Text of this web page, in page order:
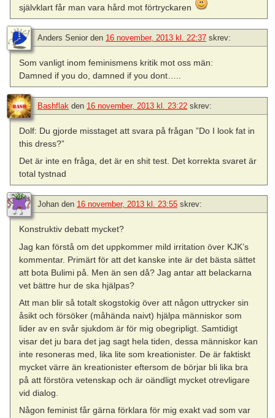
självklart får man vara hård mot förtryckaren
Anders Senior den 16 november, 2013 kl. 22:37 skrev:
Som vanligt inom feminismens kritik mot oss män:
Damned if you do, damned if you dont…..
Bashflak den 16 november, 2013 kl. 23:22 skrev:
Dolf: Du gjorde misstaget att svara på frågan ”Do I look fat in
this dress?”
Det är inte en fråga, det är en shit test. Det korrekta svaret är
total tystnad
Johan den 16 november, 2013 kl. 23:55 skrev:
Konstruktiv debatt mycket?
Jag kan förstå om det uppkommer mild irritation över KJK’s
kommentar. Primärt för att det kanske inte är det bästa sättet
att bota Bulimi på. Men än sen då? Jag antar att belackarna
vet bättre hur de ska hjälpas?
Att man blir så totalt skogstokig över att någon uttrycker sin
åsikt och försöker (måhända naivt) hjälpa människor som
lider av en svår sjukdom är för mig obegripligt. Samtidigt
visar det ju bara det jag sagt hela tiden, dessa människor kan
inte resoneras med, lika lite som kreationister. De är faktiskt
mycket värre än kreationister eftersom de börjar bli lika bra
på att förstöra vetenskap och är oändligt mycket otrevligare
vid dialog.
Någon feminist får gärna förklara för mig exakt vad som var